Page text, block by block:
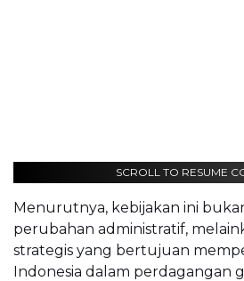
SCROLL TO RESUME
Menurutnya, kebijakan ini
perubahan administratif,
strategis yang bertujuan
Indonesia dalam perdagangan